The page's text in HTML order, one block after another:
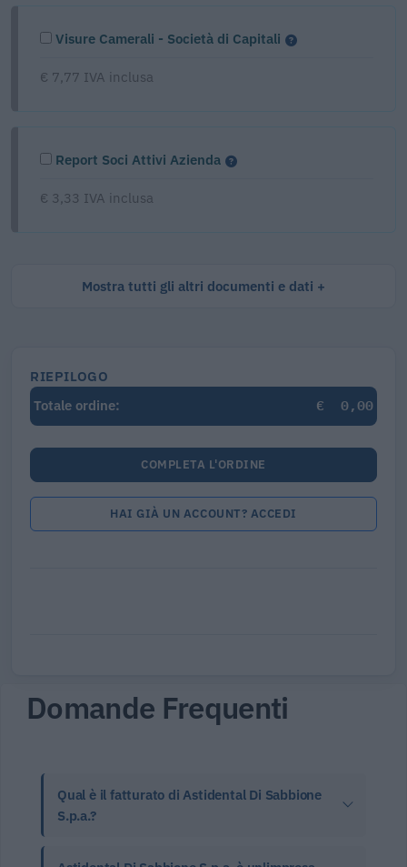
Visure Camerali - Società di Capitali
€ 7,77 IVA inclusa
Report Soci Attivi Azienda
€ 3,33 IVA inclusa
Mostra tutti gli altri documenti e dati
RIEPILOGO
Totale ordine:
€ 0,00
COMPLETA L'ORDINE
HAI GIÀ UN ACCOUNT? ACCEDI
Domande Frequenti
Qual è il fatturato di Astidental Di Sabbione
S.p.a.?